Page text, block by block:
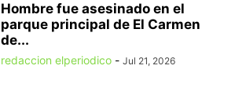
Hombre fue asesinado en el
parque principal de El Carmen
de...
redaccion elperiodico - Jul 21, 2026